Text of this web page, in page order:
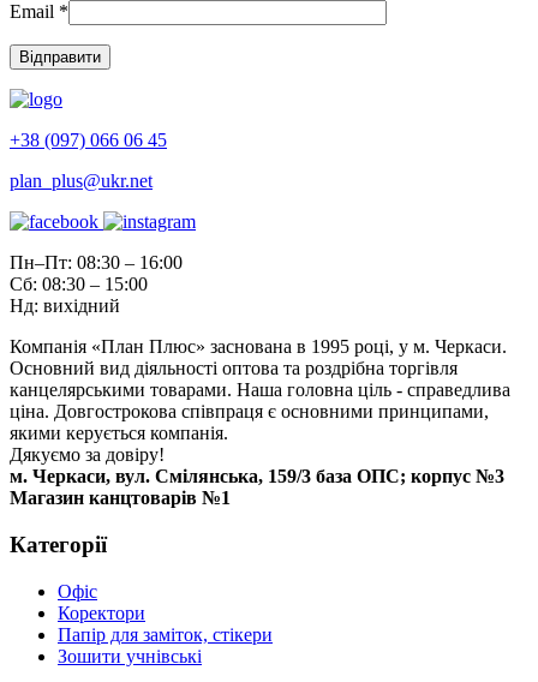
Email *
+38 (097) 066 06 45
plan_plus@ukr.net
Пн–Пт: 08:30 – 16:00
Сб: 08:30 – 15:00
Нд: вихідний
Компанія «План Плюс» заснована в 1995 році, у м. Черкаси.
Основний вид діяльності оптова та роздрібна торгівля
канцелярськими товарами. Наша головна ціль - справедлива
ціна. Довгострокова співпраця є основними принципами,
якими керується компанія.
Дякуємо за довіру!
м. Черкаси, вул. Смілянська, 159/3 база ОПС; корпус №3
Магазин канцтоварів №1
Категорії
Офіс
Коректори
Папір для заміток, стікери
Зошити учнівські